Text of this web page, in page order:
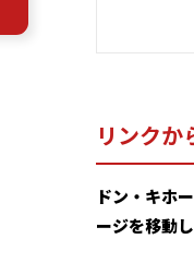
リンクか
ドン・キホ
ージを移動